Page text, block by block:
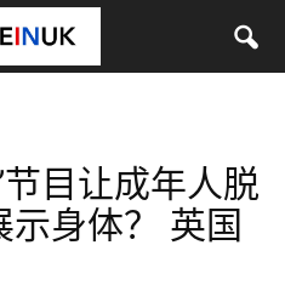
目让成年人脱
身体？ 英国